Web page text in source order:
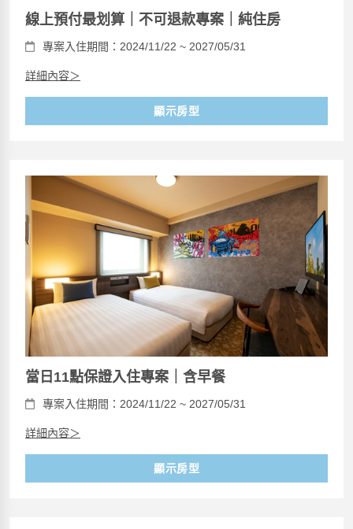
線上預付最划算｜不可退款專案｜純住房
專案入住期間：2024/11/22 ~ 2027/05/31
詳細內容＞
顯示房型
當日11點保證入住專案｜含早餐
專案入住期間：2024/11/22 ~ 2027/05/31
詳細內容＞
顯示房型